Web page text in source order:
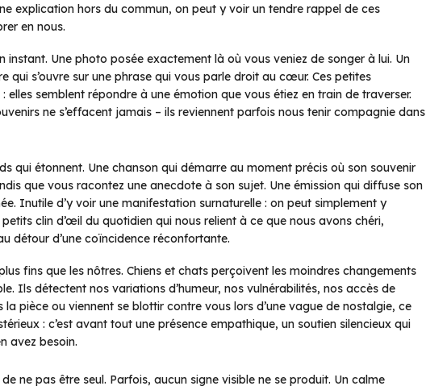
explication hors du commun, on peut y voir un tendre rappel de ces
en nous.
instant. Une photo posée exactement là où vous veniez de songer à lui. Un
qui s’ouvre sur une phrase qui vous parle droit au cœur. Ces petites
semblent répondre à une émotion que vous étiez en train de traverser.
ne s’effacent jamais – ils reviennent parfois nous tenir compagnie dans
qui étonnent. Une chanson qui démarre au moment précis où son souvenir
que vous racontez une anecdote à son sujet. Une émission qui diffuse son
Inutile d’y voir une manifestation surnaturelle : on peut simplement y
clin d’œil du quotidien qui nous relient à ce que nous avons chéri,
détour d’une coïncidence réconfortante.
fins que les nôtres. Chiens et chats perçoivent les moindres changements
Ils détectent nos variations d’humeur, nos vulnérabilités, nos accès de
la pièce ou viennent se blottir contre vous lors d’une vague de nostalgie, ce
: c’est avant tout une présence empathique, un soutien silencieux qui
avez besoin.
ne pas être seul. Parfois, aucun signe visible ne se produit. Un calme